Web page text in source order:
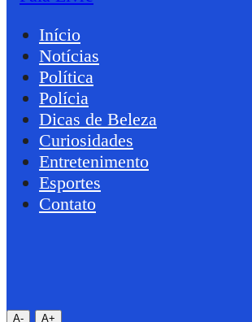
Início
Notícias
Política
Polícia
Dicas de Beleza
Curiosidades
Entretenimento
Esportes
Contato
A- A+